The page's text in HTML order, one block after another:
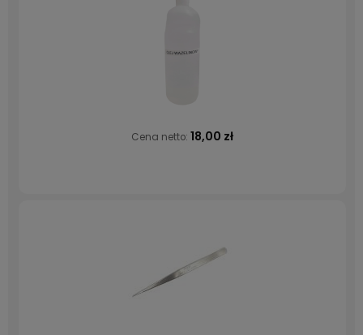
Cena netto: 18,00 zł